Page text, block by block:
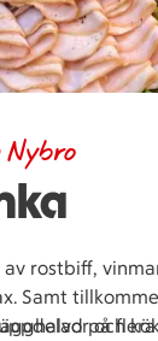
Nybro
rostbiff,
Samt
och
på